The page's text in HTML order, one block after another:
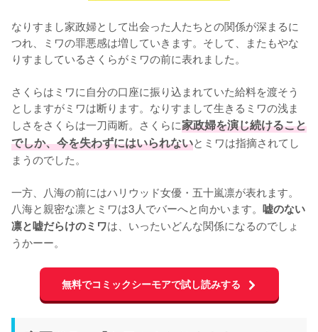
なりすまし家政婦として出会った人たちとの関係が深まるに
つれ、ミワの罪悪感は増していきます。そして、またもやな
りすましているさくらがミワの前に表れました。
さくらはミワに自分の口座に振り込まれていた給料を渡そう
としますがミワは断ります。なりすまして生きるミワの浅ま
しさをさくらは一刀両断。さくらに家政婦を演じ続けること
でしか、今を失わずにはいられないとミワは指摘されてし
まうのでした。
一方、八海の前にはハリウッド女優・五十嵐凛が表れます。
八海と親密な凛とミワは3人でバーへと向かいます。 嘘のない
凛と嘘だらけのミワは、いったいどんな関係になるのでしょ
うかーー。
無料でコミックシーモアで試し読みする